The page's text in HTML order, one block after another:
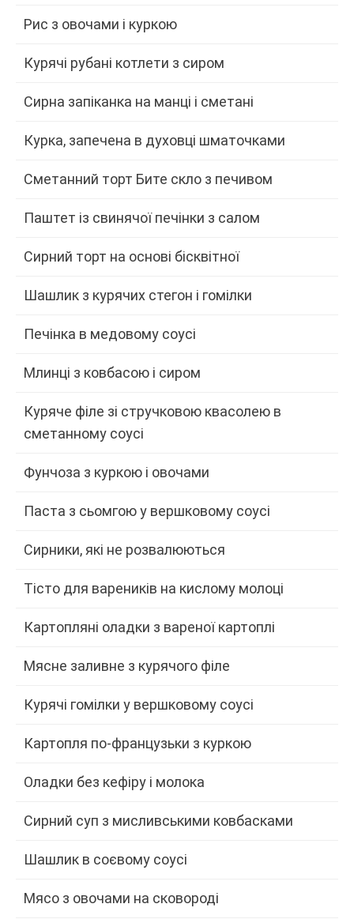
Рис з овочами і куркою
Курячі рубані котлети з сиром
Сирна запіканка на манці і сметані
Курка, запечена в духовці шматочками
Сметанний торт Бите скло з печивом
Паштет із свинячої печінки з салом
Сирний торт на основі бісквітної
Шашлик з курячих стегон і гомілки
Печінка в медовому соусі
Млинці з ковбасою і сиром
Куряче філе зі стручковою квасолею в
сметанному соусі
Фунчоза з куркою і овочами
Паста з сьомгою у вершковому соусі
Сирники, які не розвалюються
Тісто для вареників на кислому молоці
Картопляні оладки з вареної картоплі
Мясне заливне з курячого філе
Курячі гомілки у вершковому соусі
Картопля по-французьки з куркою
Оладки без кефіру і молока
Сирний суп з мисливськими ковбасками
Шашлик в соєвому соусі
Мясо з овочами на сковороді